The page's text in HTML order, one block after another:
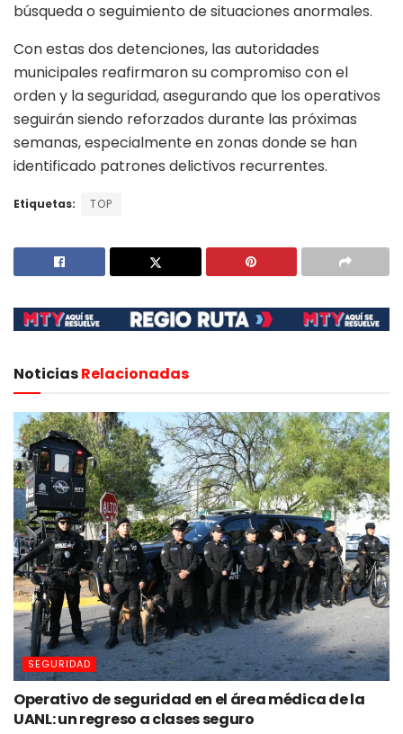
búsqueda o seguimiento de situaciones anormales.
Con estas dos detenciones, las autoridades
municipales reafirmaron su compromiso con el
orden y la seguridad, asegurando que los operativos
seguirán siendo reforzados durante las próximas
semanas, especialmente en zonas donde se han
identificado patrones delictivos recurrentes.
Etiquetas: TOP
NoticiasRelacionadas
SEGURIDAD
Operativo de seguridad en el área médica de la
UANL: un regreso a clases seguro